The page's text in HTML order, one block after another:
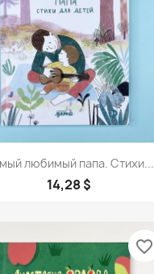
Просмотр
любимый папа. Стихи...
14,28 $
favorite_border